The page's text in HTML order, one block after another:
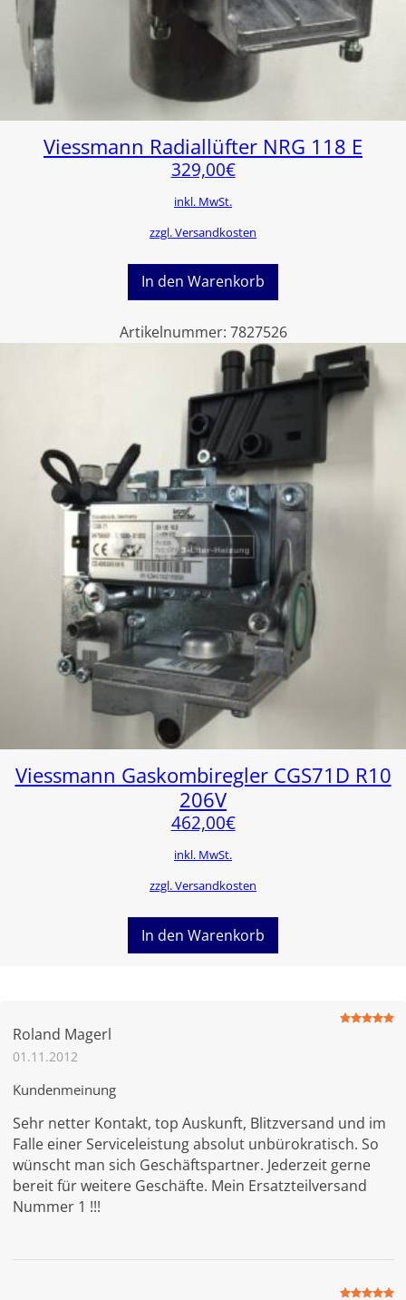
Viessmann Radiallüfter NRG 118 E
329,00€
inkl. MwSt.
zzgl. Versandkosten
In den Warenkorb
Artikelnummer: 7827526
Viessmann Gaskombiregler CGS71D R10
206V
462,00€
inkl. MwSt.
zzgl. Versandkosten
In den Warenkorb
Roland Magerl
01.11.2012
Kundenmeinung
Sehr netter Kontakt, top Auskunft, Blitzversand und im
Falle einer Serviceleistung absolut unbürokratisch. So
wünscht man sich Geschäftspartner. Jederzeit gerne
bereit für weitere Geschäfte. Mein Ersatzteilversand
Nummer 1 !!!